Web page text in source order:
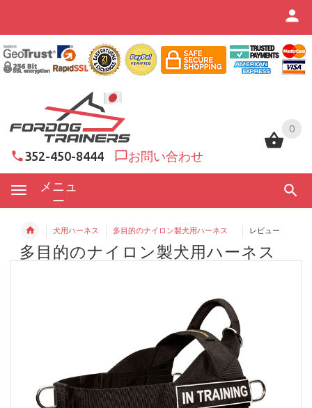
0
352-450-8444 お問い合わせ
メニュ
ー
0
犬用ハーネス 多目的のナイロン製犬用ハーネス レビュー
多目的のナイロン製犬用ハーネス